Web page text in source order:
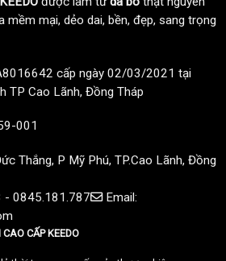
mềm mại, dẻo dai, bền, đẹp, sang trọng
cấp ngày 02/03/2021 tại
TP Cao Lãnh, Đồng Tháp
001
Thắng, P Mỹ Phú, TP.Cao Lãnh, Đồng
- 0845.181.787
Email:
CẤP KEEDO